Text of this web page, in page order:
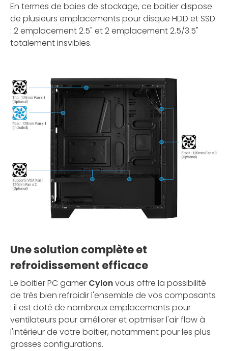
En termes de baies de stockage, ce boitier dispose
de plusieurs emplacements pour disque HDD et SSD
: 2 emplacement 2.5" et 2 emplacement 2.5/3.5"
totalement insvibles.
Une solution complète et
refroidissement efficace
Le boitier PC gamer Cylonvous offre la possibilité
de très bien refroidir l'ensemble de vos composants
: il est doté de nombreux emplacements pour
ventilateurs pour améliorer et optmiser l'air flow à
l'intérieur de votre boitier, notamment pour les plus
grosses configurations.